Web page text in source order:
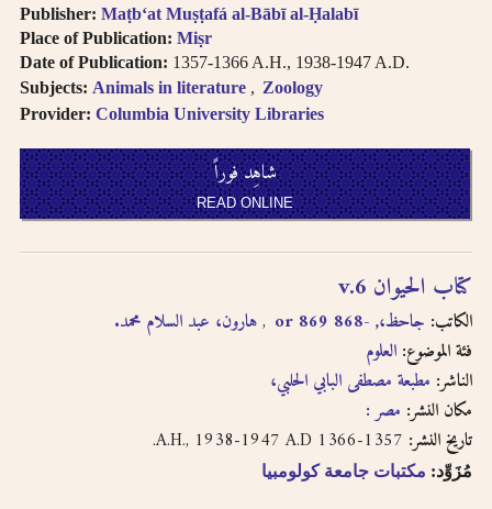
Publisher: Maṭbʻat Muṣṭafá al-Bābī al-Ḥalabī
Place of Publication: Miṣr
Date of Publication: 1357-1366 A.H., 1938-1947 A.D.
Subjects: Animals in literature
Zoology
Provider: Columbia University Libraries
شاهِد فوراً
READ ONLINE
كتاب الحيوان v.6
الكاتب: جاحظ،, -868 or 869
هارون، عبد السلام محمد.
فئة الموضوع: العلوم
الناشر: مطبعة مصطفى البابي الحلبي،
مكان النشر: مصر :
تاريخ النشر:
مُزَوِّد: مكتبات جامعة كولومبيا